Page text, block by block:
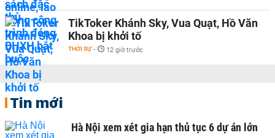
TikToker Khánh Sky, Vua Quạt, Hồ Văn
Khoa bị khởi tố
THỜI SỰ - 12 giờ trước
Tin mới
Hà Nội xem xét gia hạn thủ tục 6 dự án lớn